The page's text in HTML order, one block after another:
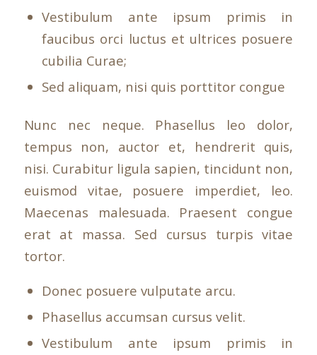
Vestibulum ante ipsum primis in
faucibus orci luctus et ultrices posuere
cubilia Curae;
Sed aliquam, nisi quis porttitor congue
Nunc nec neque. Phasellus leo dolor,
tempus non, auctor et, hendrerit quis,
nisi. Curabitur ligula sapien, tincidunt non,
euismod vitae, posuere imperdiet, leo.
Maecenas malesuada. Praesent congue
erat at massa. Sed cursus turpis vitae
tortor.
Donec posuere vulputate arcu.
Phasellus accumsan cursus velit.
Vestibulum ante ipsum primis in